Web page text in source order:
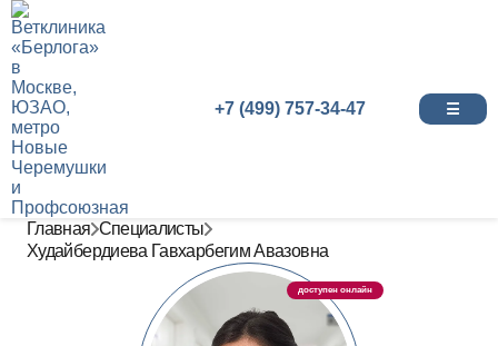
+7 (499) 757-34-47 ☰
Главная Специалисты
Худайбердиева Гавхарбегим Авазовна
доступен онлайн